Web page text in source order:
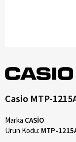
Casio MTP-
Marka CASİO
Ürün Kodu: MTP-